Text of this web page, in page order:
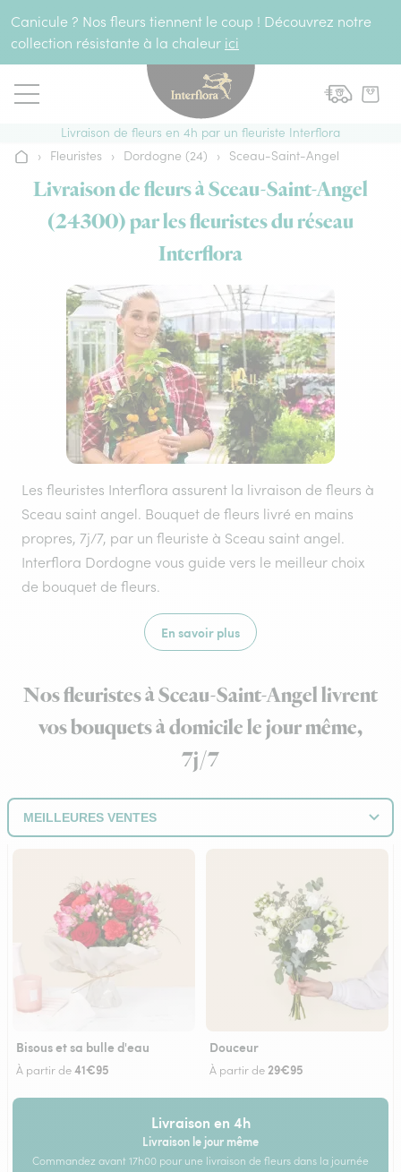
Canicule ? Nos fleurs tiennent le coup ! Découvrez notre
collection résistante à la chaleur ici
Livraison de fleurs en 4h par un fleuriste Interflora
Accueil
› Fleuristes › Dordogne (24) › Sceau-Saint-Angel
Livraison de fleurs à Sceau-Saint-Angel
(24300) par les fleuristes du réseau
Interflora
Les fleuristes Interflora assurent la livraison de fleurs à
Sceau saint angel. Bouquet de fleurs livré en mains
propres, 7j/7, par un fleuriste à Sceau saint angel.
Interflora Dordogne vous guide vers le meilleur choix
de bouquet de fleurs.
En savoir plus
Nos fleuristes à Sceau-Saint-Angel livrent
vos bouquets à domicile le jour même,
7j/7
Bisous et sa bulle d'eau
À partir de41€95
Douceur
À partir de 29€95
Livraison en 4h
Livraison le jour même
Commandez avant 17h00 pour une livraison de fleurs dans la journée